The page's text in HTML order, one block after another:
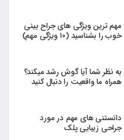
مهم ترین ویژگی های جراح بینی
خوب را بشناسید (۱۰ ویژگی مهم)
به نظر شما آیا گوش رشد میکند؟
همراه ما واقعیت را دنبال کنید
دانستنی های مهم در مورد
جراحی زیبایی پلک